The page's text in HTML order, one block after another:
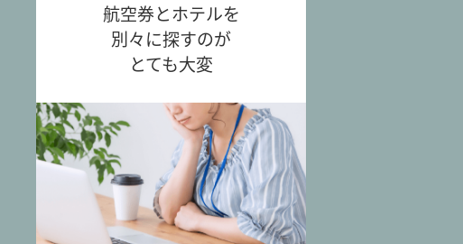
航空券とホテルを
別々に探すのが
とても大変